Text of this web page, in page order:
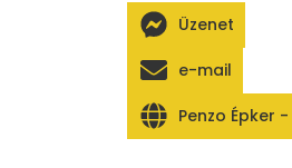
Üzenet
e-mail
Penzo Épker